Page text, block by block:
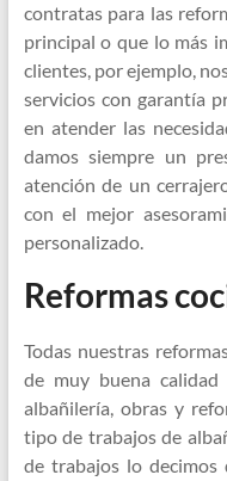
contratas para las
principal o que lo más
clientes, por ejemplo,
servicios con garantía
en atender las
damos siempre un
atención de un
con el mejor
personalizado.
Reformas
Todas nuestras
de muy buena
albañilería, obras y
tipo de trabajos de
de trabajos lo decimos